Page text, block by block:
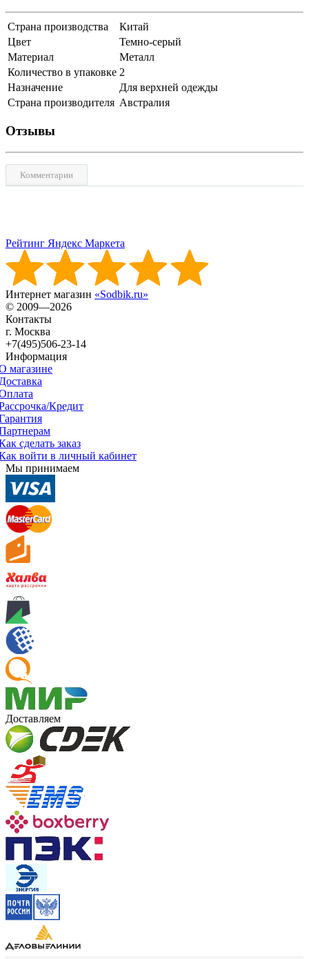
Страна производства
Китай
Цвет
Темно-серый
Материал
Металл
Количество в упаковке 2
Назначение
Для верхней одежды
Страна производителя Австралия
Отзывы
Комментарии
Рейтинг Яндекс Маркета
Интернет магазин «Sodbik.ru»
© 2009—2026
Контакты
г. Москва
+7(495)506-23-14
Информация
магазине
Кредит
сделать заказ
войти в личный кабинет
Мы принимаем
Доставляем